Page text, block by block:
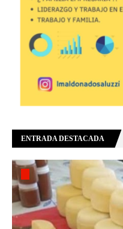
ENTRADA DESTACADA